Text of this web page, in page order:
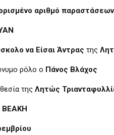
αριθμό
να Είσαι Άντρας της
ρόλο ο Πάνος Βλάχος
της Λητώς